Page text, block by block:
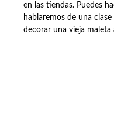
en las tiendas. Puedes
hablaremos de una
decorar una vieja maleta